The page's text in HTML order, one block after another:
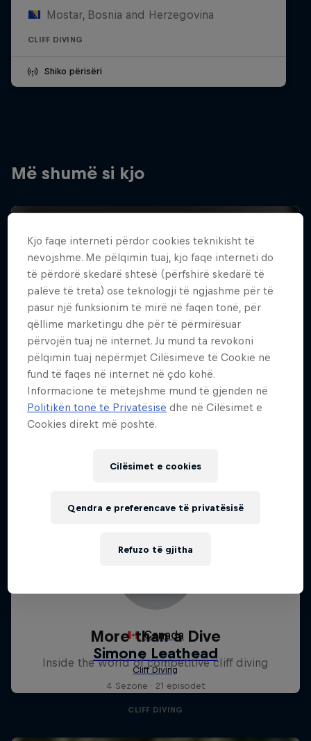
Mostar, Bosnia and Herzegovina
CLIFF DIVING
Shiko përisëri
Më shumë si kjo
More than a Dive
Inside the world of competitive cliff diving
4 Sezone · 21 episodet
CLIFF DIVING
Kjo faqe interneti përdor cookies teknikisht të
nevojshme. Me pëlqimin tuaj, kjo faqe interneti do
të përdorë skedarë shtesë (përfshirë skedarë të
palëve të treta) ose teknologji të ngjashme për të
pasur një funksionim të mirë në faqen tonë, për
qëllime marketingu dhe për të përmirësuar
përvojën tuaj në internet. Ju mund ta revokoni
pëlqimin tuaj nëpërmjet Cilësimeve të Cookie në
fund të faqes në internet në çdo kohë.
Informacione të mëtejshme mund të gjenden në
Politikën tonë të Privatësisë dhe në Cilësimet e
Cookies direkt më poshtë.
Cilësimet e cookies
Refuzo të gjitha
Qendra e preferencave të privatësisë